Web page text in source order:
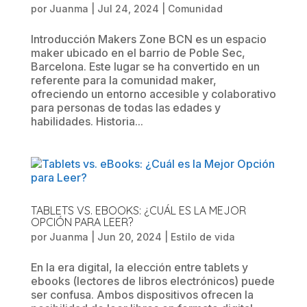
por Juanma Jul 24, 2024 Comunidad
Introducción Makers Zone BCN es un espacio
maker ubicado en el barrio de Poble Sec,
Barcelona. Este lugar se ha convertido en un
referente para la comunidad maker,
ofreciendo un entorno accesible y colaborativo
para personas de todas las edades y
habilidades. Historia...
TABLETS VS. EBOOKS: ¿CUÁL ES LA MEJOR
OPCIÓN PARA LEER?
por Juanma Jun 20, 2024 Estilo de vida
En la era digital, la elección entre tablets y
ebooks (lectores de libros electrónicos) puede
ser confusa. Ambos dispositivos ofrecen la